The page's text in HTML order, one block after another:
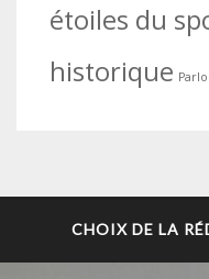
étoiles du
historique
CHOIX DE LA